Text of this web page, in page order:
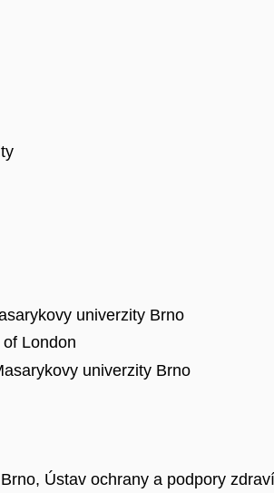
univerzity Brno
London
univerzity Brno
Ústav ochrany a podpory